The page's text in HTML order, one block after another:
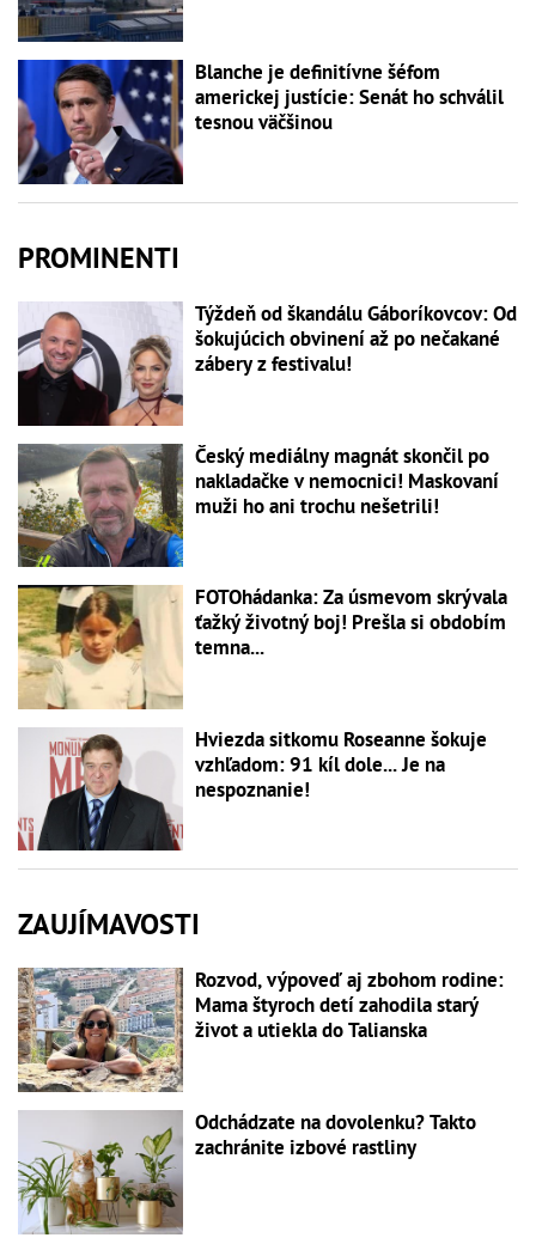
Blanche je definitívne šéfom
americkej justície: Senát ho schválil
tesnou väčšinou
PROMINENTI
Týždeň od škandálu Gáboríkovcov: Od
šokujúcich obvinení až po nečakané
zábery z festivalu!
Český mediálny magnát skončil po
nakladačke v nemocnici! Maskovaní
muži ho ani trochu nešetrili!
FOTOhádanka: Za úsmevom skrývala
ťažký životný boj! Prešla si obdobím
temna...
Hviezda sitkomu Roseanne šokuje
vzhľadom: 91 kíl dole... Je na
nespoznanie!
ZAUJÍMAVOSTI
Rozvod, výpoveď aj zbohom rodine:
Mama štyroch detí zahodila starý
život a utiekla do Talianska
Odchádzate na dovolenku? Takto
zachránite izbové rastliny